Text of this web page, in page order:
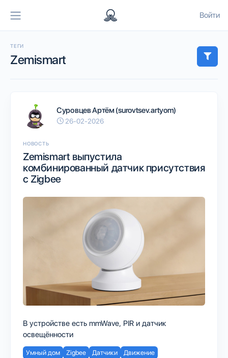
Войти
ТЕГИ
Zemismart
Суровцев Артём (surovtsev.artyom)
26-02-2026
НОВОСТЬ
Zemismart выпустила
комбинированный датчик присутствия
с Zigbee
В устройстве есть mmWave, PIR и датчик
освещённости
Умный дом Zigbee Датчики
Движение